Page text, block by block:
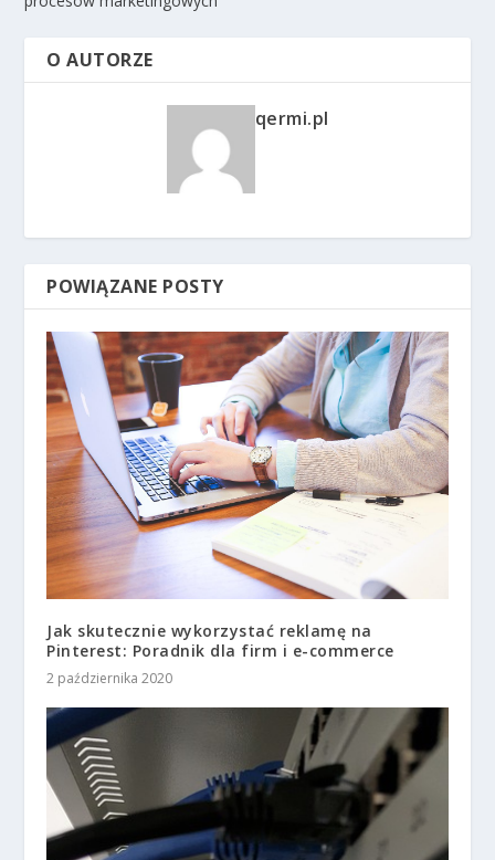
O AUTORZE
qermi.pl
POWIĄZANE POSTY
Jak skutecznie wykorzystać reklamę na
Pinterest: Poradnik dla firm i e-commerce
2 października 2020